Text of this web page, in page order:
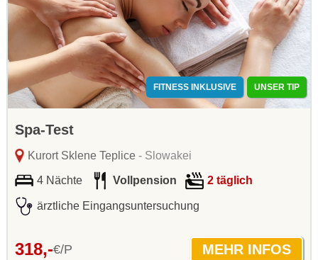
FITNESS INKLUSIVE UNSER TIP
Spa-Test
Kurort Sklene Teplice- Slowakei
4 Nächte Vollpension 2 täglich
ärztliche Eingangsuntersuchung
318,-€/P